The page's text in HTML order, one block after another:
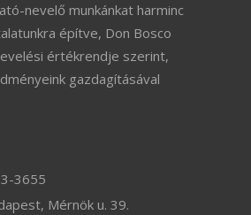
nevelő munkánkat harminc
építve, Don Bosco
értékrendje szerint,
gazdagításával
3655
Mérnök u. 39.